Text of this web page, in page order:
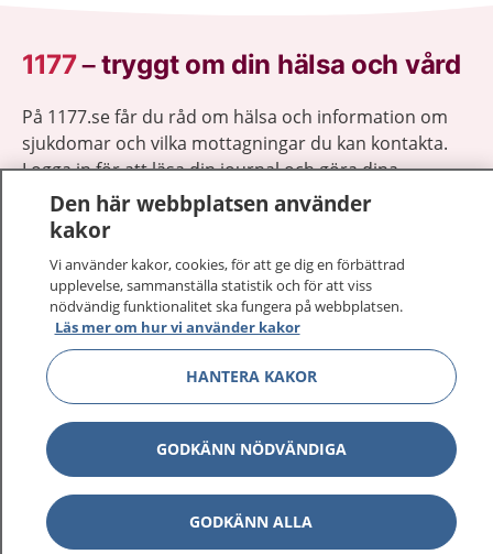
1177–tryggt om din hälsa och vård
På 1177.se får du råd om hälsa och information om
sjukdomar och vilka mottagningar du kan kontakta.
Logga in för att läsa din journal och göra dina
vårdärenden. Ring telefonnummer 1177 för
sjukvårdsrådgivning dygnet runt.
1177 på flera språk Visa
Om 1177 Visa
Kontakt Visa
Den här webbplatsen använder
kakor
Vi använder kakor, cookies, för att ge dig en förbättrad
upplevelse, sammanställa statistik och för att viss
nödvändig funktionalitet ska fungera på webbplatsen.
Läs mer om hur vi använder kakor
HANTERA KAKOR
GODKÄNN NÖDVÄNDIGA
GODKÄNN ALLA